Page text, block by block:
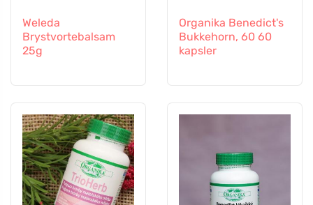
Weleda
Brystvortebalsam
25g
Organika Benedict's
Bukkehorn, 60 60
kapsler